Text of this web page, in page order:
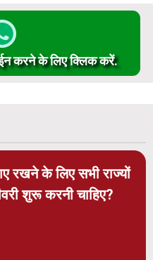
करने के लिए क्लिक करें.
रखने के लिए सभी राज्यों
शुरू करनी चाहिए?